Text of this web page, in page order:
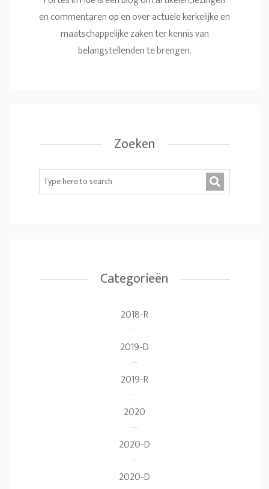
en commentaren op en over actuele kerkelijke en
maatschappelijke zaken ter kennis van
belangstellenden te brengen.
Zoeken
Categorieën
2018-R
2019-D
2019-R
2020
2020-D
2020-D